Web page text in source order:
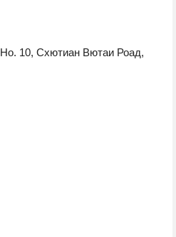
10, Схютиан Вютаи Роад,